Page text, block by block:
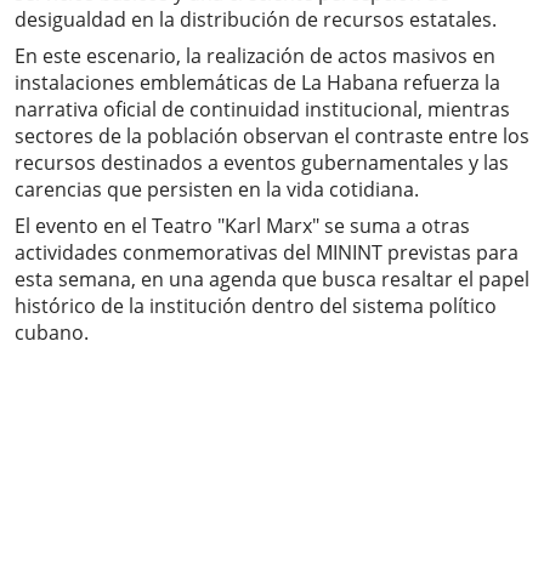
desigualdad en la distribución de recursos estatales.
En este escenario, la realización de actos masivos en
instalaciones emblemáticas de La Habana refuerza la
narrativa oficial de continuidad institucional, mientras
sectores de la población observan el contraste entre los
recursos destinados a eventos gubernamentales y las
carencias que persisten en la vida cotidiana.
El evento en el Teatro "Karl Marx" se suma a otras
actividades conmemorativas del MININT previstas para
esta semana, en una agenda que busca resaltar el papel
histórico de la institución dentro del sistema político
cubano.